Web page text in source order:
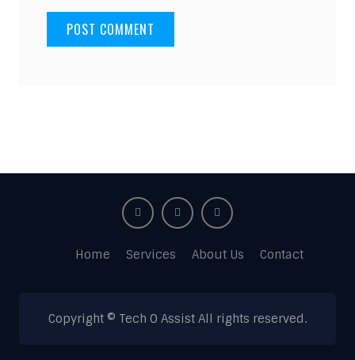
Home Services About Us Contact
Copyright © Tech O Assist All rights reserved.